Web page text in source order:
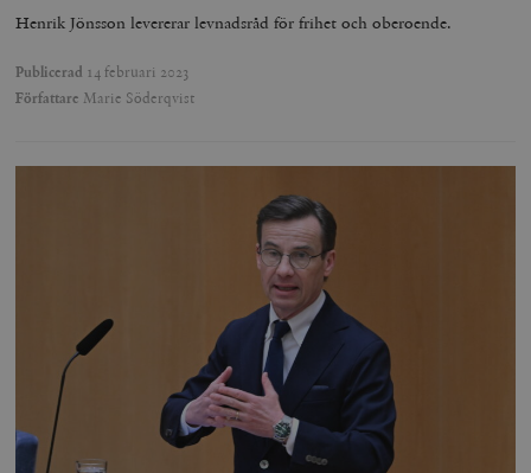
Henrik Jönsson levererar levnadsråd för frihet och oberoende.
Publicerad 14 februari 2023
Författare Marie Söderqvist